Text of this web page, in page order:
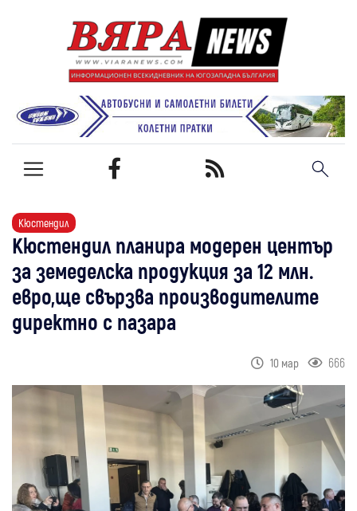
Кюстендил
Кюстендил планира модерен център
за земеделска продукция за 12 млн.
евро,ще свързва производителите
директно с пазара
10 мар 666